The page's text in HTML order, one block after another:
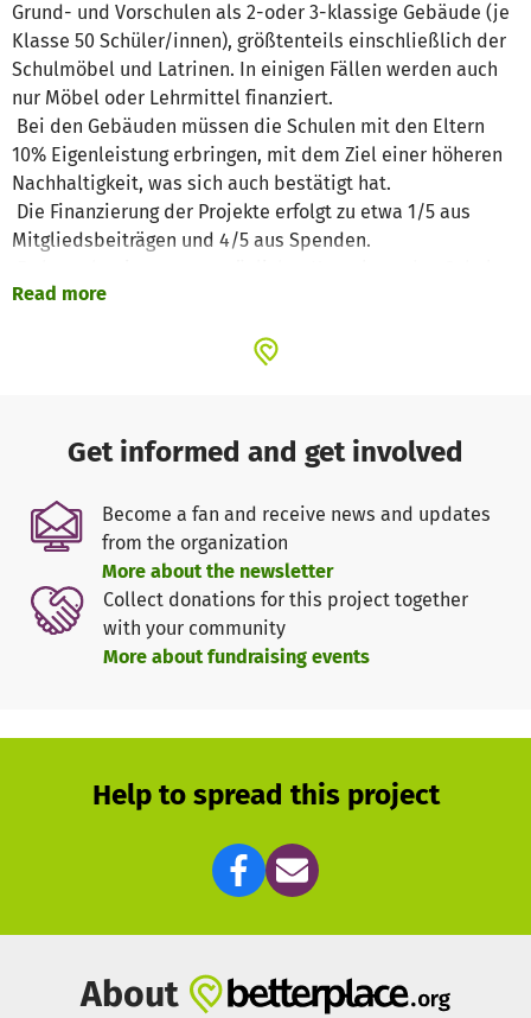
Grund- und Vorschulen als 2-oder 3-klassige Gebäude (je
Klasse 50 Schüler/innen), größtenteils einschließlich der
Schulmöbel und Latrinen. In einigen Fällen werden auch
nur Möbel oder Lehrmittel finanziert.
Bei den Gebäuden müssen die Schulen mit den Eltern
10% Eigenleistung erbringen, mit dem Ziel einer höheren
Nachhaltigkeit, was sich auch bestätigt hat.
Die Finanzierung der Projekte erfolgt zu etwa 1/5 aus
Mitgliedsbeiträgen und 4/5 aus Spenden.
der mit Besuchen des Vorstandes in Benin im Abstand
Besuchen werden die Projekte besichtigt und geprüft
geringen Zuschuss aus der Vereinskasse unterstützt; den
Löwenanteil bezahlen die Vorstandsmitglieder aus der
eigenen Tasche.
Die Ausführung und Abrechnung der Projekte erfolgt durch
einen absolut zuverlässigen und ebenfalls ehrenamtlich
tätigen Vertrauensmann vor Ort, der von den Firmen im
Wettbewerb Angebote einholt und gewährleistet, dass die
Projekte optimal und ohne Verluste umgesetzt werden.
Alle Vorgänge vor Ort, wie Aufträge, Angebote,
Read more
Get informed and get involved
Become a fan and receive news and updates
from the organization
More about the newsletter
Collect donations for this project together
with your community
More about fundraising events
Help to spread this project
About